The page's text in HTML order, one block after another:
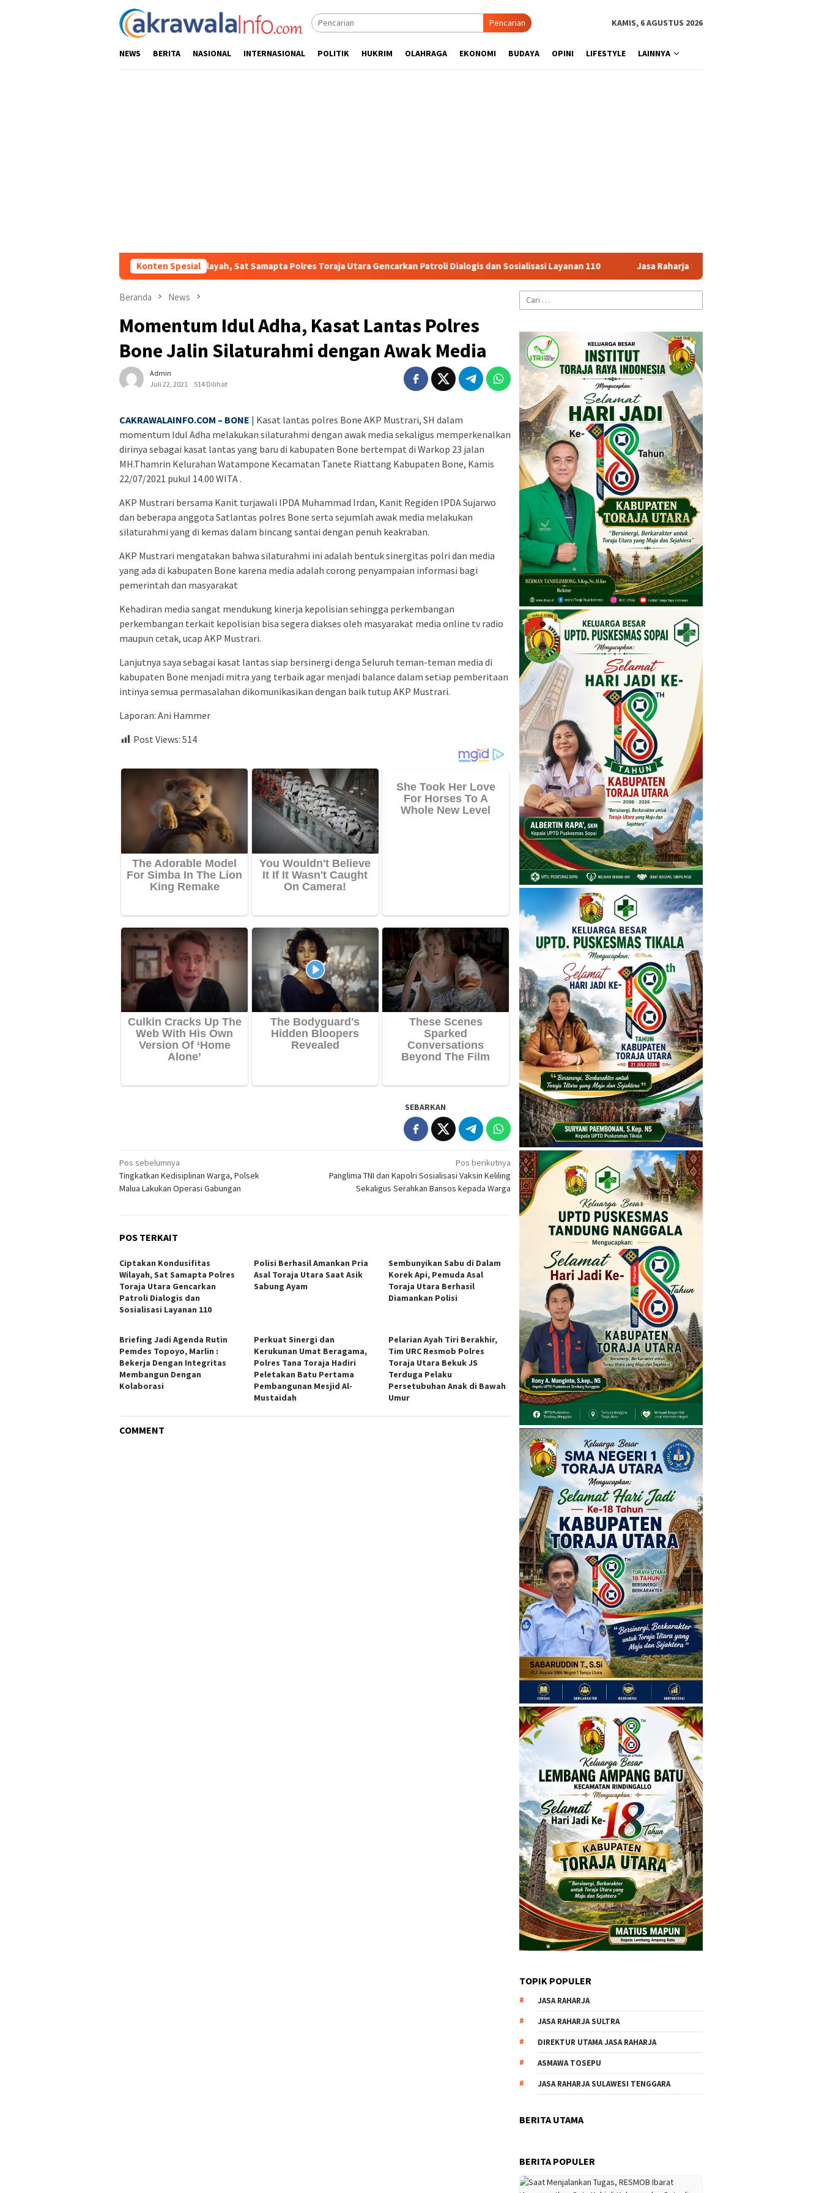
Pencarian KAMIS, 6 AGUSTUS 2026
NEWS BERITA NASIONAL INTERNASIONAL POLITIK HUKRIM OLAHRAGA EKONOMI BUDAYA OPINI LIFESTYLE LAINNYA
Konten Spesial
Ciptakan Kondusifitas Wilayah, Sat Samapta Polres Toraja Utara Gencarkan Patroli Dialogis dan Sosialisasi Layanan 110 Jasa Raharja Serahkan Santunan kepada Ahli Waris Korban
Beranda News
Momentum Idul Adha, Kasat Lantas Polres
Bone Jalin Silaturahmi dengan Awak Media
Admin
Juli 22, 2021
514 Dilihat
CAKRAWALAINFO.COM – BONE | Kasat lantas polres Bone AKP Mustrari, SH dalam
momentum Idul Adha melakukan silaturahmi dengan awak media sekaligus memperkenalkan
dirinya sebagai kasat lantas yang baru di kabupaten Bone bertempat di Warkop 23 jalan
MH.Thamrin Kelurahan Watampone Kecamatan Tanete Riattang Kabupaten Bone, Kamis
22/07/2021 pukul 14.00 WITA .
AKP Mustrari bersama Kanit turjawali IPDA Muhammad Irdan, Kanit Regiden IPDA Sujarwo
dan beberapa anggota Satlantas polres Bone serta sejumlah awak media melakukan
silaturahmi yang di kemas dalam bincang santai dengan penuh keakraban.
AKP Mustrari mengatakan bahwa silaturahmi ini adalah bentuk sinergitas polri dan media
yang ada di kabupaten Bone karena media adalah corong penyampaian informasi bagi
pemerintah dan masyarakat
Kehadiran media sangat mendukung kinerja kepolisian sehingga perkembangan
perkembangan terkait kepolisian bisa segera diakses oleh masyarakat media online tv radio
maupun cetak, ucap AKP Mustrari.
Lanjutnya saya sebagai kasat lantas siap bersinergi denga Seluruh teman-teman media di
kabupaten Bone menjadi mitra yang terbaik agar menjadi balance dalam setiap pemberitaan
intinya semua permasalahan dikomunikasikan dengan baik tutup AKP Mustrari.
Laporan: Ani Hammer
Post Views: 514
SEBARKAN
Navigasi
pos
Pos sebelumnya
Tingkatkan Kedisiplinan Warga, Polsek
Malua Lakukan Operasi Gabungan
Pos berikutnya
Panglima TNI dan Kapolri Sosialisasi Vaksin Keliling
Sekaligus Serahkan Bansos kepada Warga
POS TERKAIT
Ciptakan Kondusifitas
Wilayah, Sat Samapta Polres
Toraja Utara Gencarkan
Patroli Dialogis dan
Sosialisasi Layanan 110
Polisi Berhasil Amankan Pria
Asal Toraja Utara Saat Asik
Sabung Ayam
Sembunyikan Sabu di Dalam
Korek Api, Pemuda Asal
Toraja Utara Berhasil
Diamankan Polisi
Briefing Jadi Agenda Rutin
Pemdes Topoyo, Marlin :
Bekerja Dengan Integritas
Membangun Dengan
Kolaborasi
Perkuat Sinergi dan
Kerukunan Umat Beragama,
Polres Tana Toraja Hadiri
Peletakan Batu Pertama
Pembangunan Mesjid Al-
Mustaidah
Pelarian Ayah Tiri Berakhir,
Tim URC Resmob Polres
Toraja Utara Bekuk JS
Terduga Pelaku
Persetubuhan Anak di Bawah
Umur
COMMENT
Cari
untuk:
TOPIK POPULER
JASA RAHARJA
JASA RAHARJA SULTRA
DIREKTUR UTAMA JASA RAHARJA
ASMAWA TOSEPU
JASA RAHARJA SULAWESI TENGGARA
BERITA UTAMA
BERITA POPULER